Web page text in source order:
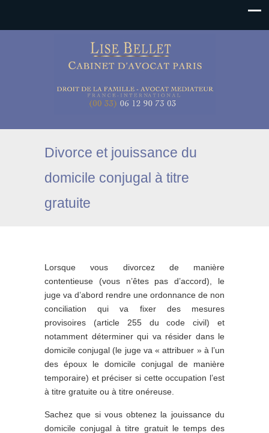
Divorce et jouissance du
domicile conjugal à titre
gratuite
Lorsque vous divorcez de manière
contentieuse (vous n’êtes pas d’accord), le
juge va d’abord rendre une ordonnance de non
conciliation qui va fixer des mesures
provisoires (article 255 du code civil) et
notamment déterminer qui va résider dans le
domicile conjugal (le juge va « attribuer » à l’un
des époux le domicile conjugal de manière
temporaire) et préciser si cette occupation l’est
à titre gratuite ou à titre onéreuse.
Sachez que si vous obtenez la jouissance du
domicile conjugal à titre gratuit le temps des